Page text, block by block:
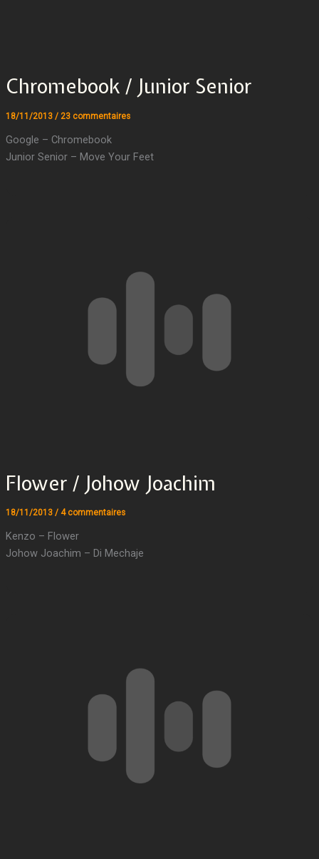
Chromebook / Junior Senior
18/11/2013 / 23 commentaires
Google – Chromebook
Junior Senior – Move Your Feet
Flower / Johow Joachim
18/11/2013 / 4 commentaires
Kenzo – Flower
Johow Joachim – Di Mechaje